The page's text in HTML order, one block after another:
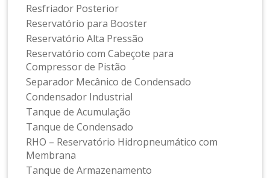
Resfriador Posterior
Reservatório para Booster
Reservatório Alta Pressão
Reservatório com Cabeçote para
Compressor de Pistão
Separador Mecânico de Condensado
Condensador Industrial
Tanque de Acumulação
Tanque de Condensado
RHO – Reservatório Hidropneumático com
Membrana
Tanque de Armazenamento